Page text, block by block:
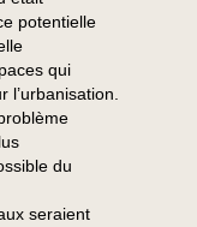
potentielle
qui
du
seraient